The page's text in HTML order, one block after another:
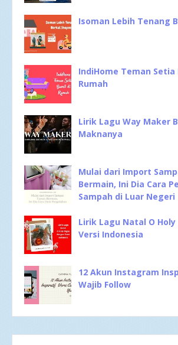
Isoman Lebih Tenang
IndiHome Teman Setia
Rumah
Lirik Lagu Way Maker
Maknanya
Mulai dari Import
Bermain, Ini Dia Cara
Sampah di Luar Negeri
Lirik Lagu Natal O
Versi Indonesia
12 Akun Instagram
Wajib Follow